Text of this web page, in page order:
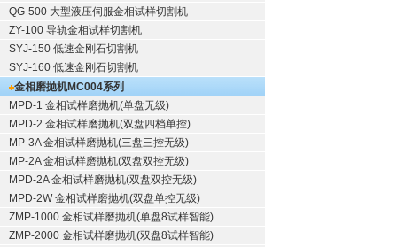
QG-500 大型液压伺服金相试样切割机
ZY-100 导轨金相试样切割机
SYJ-150 低速金刚石切割机
SYJ-160 低速金刚石切割机
金相磨抛机MC004系列
MPD-1 金相试样磨抛机(单盘无级)
MPD-2 金相试样磨抛机(双盘四档单控)
MP-3A 金相试样磨抛机(三盘三控无级)
MP-2A 金相试样磨抛机(双盘双控无级)
MPD-2A 金相试样磨抛机(双盘双控无级)
MPD-2W 金相试样磨抛机(双盘单控无级)
ZMP-1000 金相试样磨抛机(单盘8试样智能)
ZMP-2000 金相试样磨抛机(双盘8试样智能)